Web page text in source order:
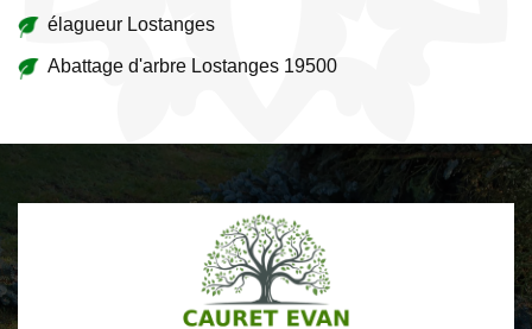
élagueur Lostanges
Abattage d'arbre Lostanges 19500